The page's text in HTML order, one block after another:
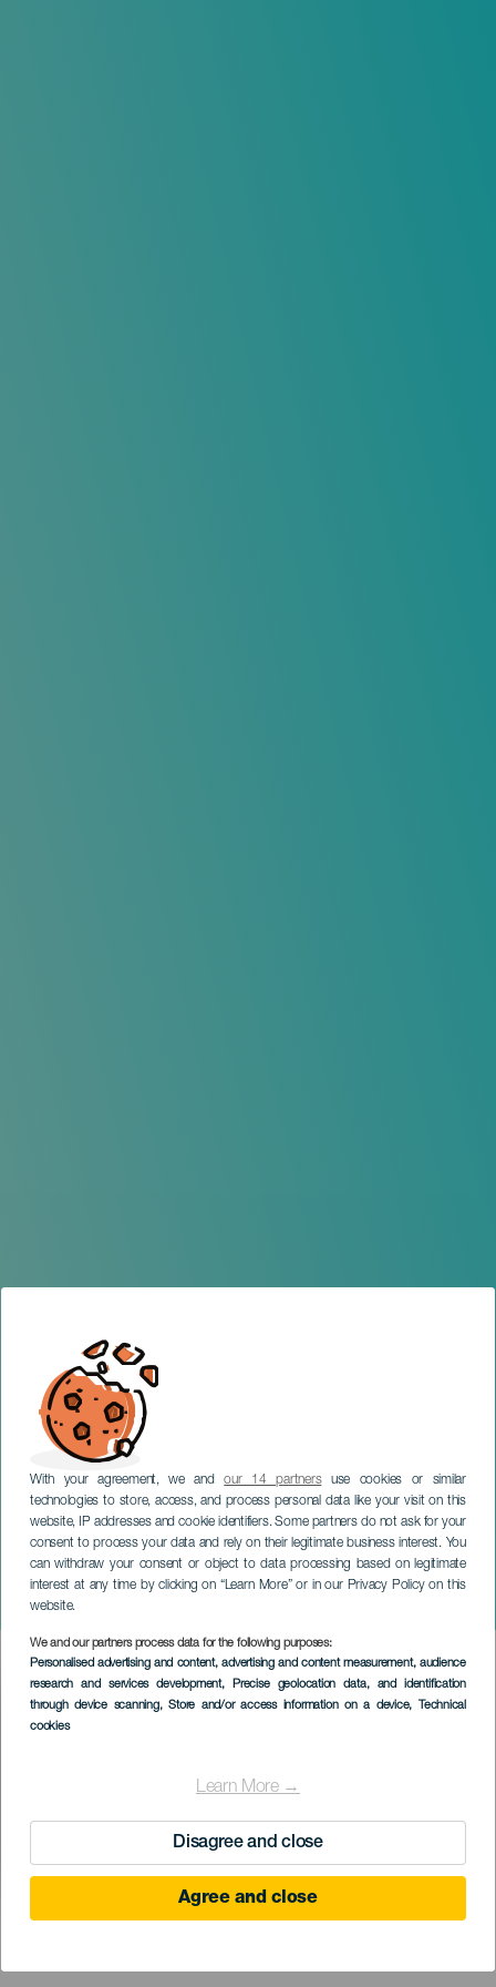
With your agreement, we andour 14 partnersuse cookies or similar
technologies to store, access, and process personal data like your visit on this
website, IP addresses and cookie identifiers. Some partners do not ask for your
consent to process your data and rely on their legitimate business interest. You
can withdraw your consent or object to data processing based on legitimate
interest at any time by clicking on “Learn More” or in our Privacy Policy on this
website.
We and our partners process data for the following purposes:
Personalised advertising and content, advertising and content measurement, audience
research and services development, Precise geolocation data, and identification
through device scanning, Store and/or access information on a device, Technical
cookies
Learn More →
Disagree and close
Agree and close
DJ Aphrodite
TENERIFE
Imagen
Listado